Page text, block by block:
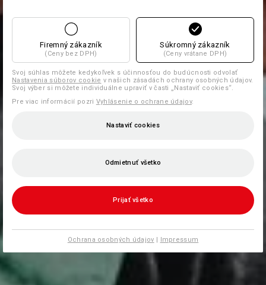
Firemný zákazník
(Ceny bez DPH)
Súkromný zákazník
(Ceny vrátane DPH)
Svoj súhlas môžete kedykoľvek s účinnosťou do budúcnosti odvolať
Nastavenia súborov cookie v našich zásadách ochrany osobných údajov.
Svoj výber si môžete individuálne upraviť v časti „Nastaviť cookies“.
Pre viac informácií pozri Vyhlásenie o ochrane údajov.
Nastaviť cookies
Odmietnuť všetko
Prijať všetko
Ochrana osobných údajov | Impressum